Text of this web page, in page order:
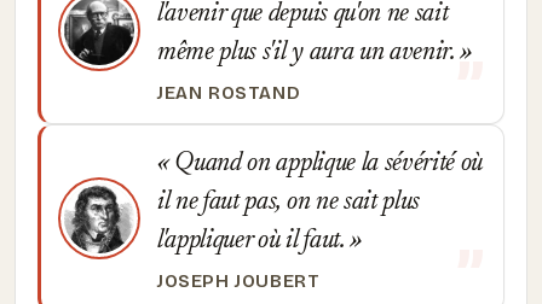
l'avenir que depuis qu'on ne sait
même plus s'il y aura un avenir.
JEAN ROSTAND
Quand on applique la sévérité où
il ne faut pas, on ne sait plus
l'appliquer où il faut.
JOSEPH JOUBERT